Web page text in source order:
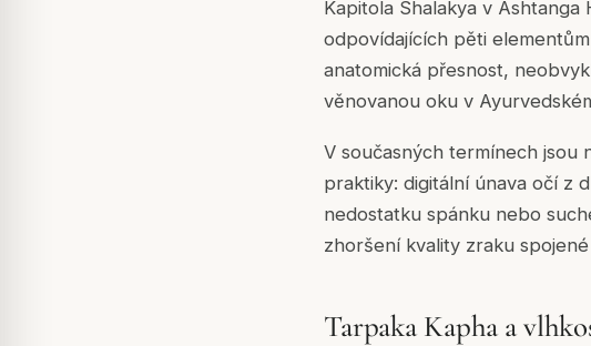
Kapitola Shalakya v
odpovídajících pěti
anatomická přesnost,
věnovanou oku v
V současných termínech jsou
praktiky: digitální únava očí z
nedostatku spánku nebo
zhoršení kvality zraku
Tarpaka Kapha a